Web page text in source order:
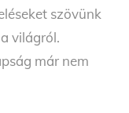
szövünk
világról.
már nem